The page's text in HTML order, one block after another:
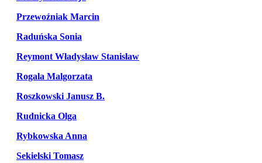
Przewoźniak Marcin
Raduńska Sonia
Reymont Władysław Stanisław
Rogala Malgorzata
Roszkowski Janusz B.
Rudnicka Olga
Rybkowska Anna
Sekielski Tomasz